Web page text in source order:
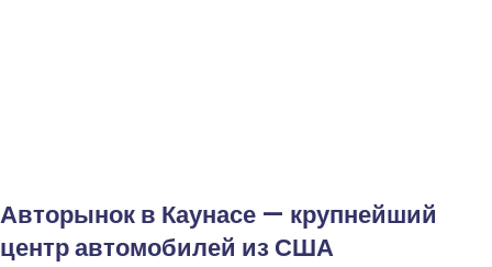
Авторынок в Каунасе — крупнейший
центр автомобилей из США